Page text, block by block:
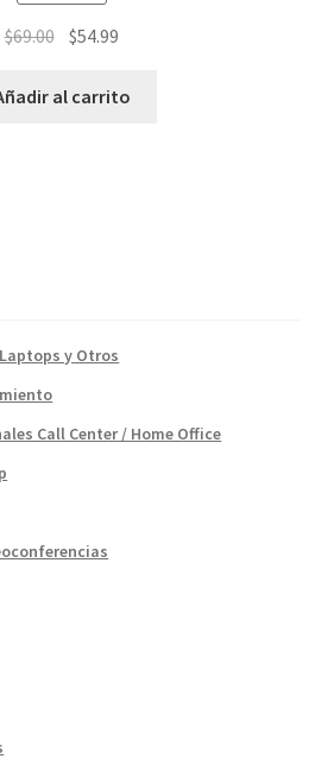
$69.00 El
original
$54.99
actual
al carrito
y Otros
Call Center / Home Office